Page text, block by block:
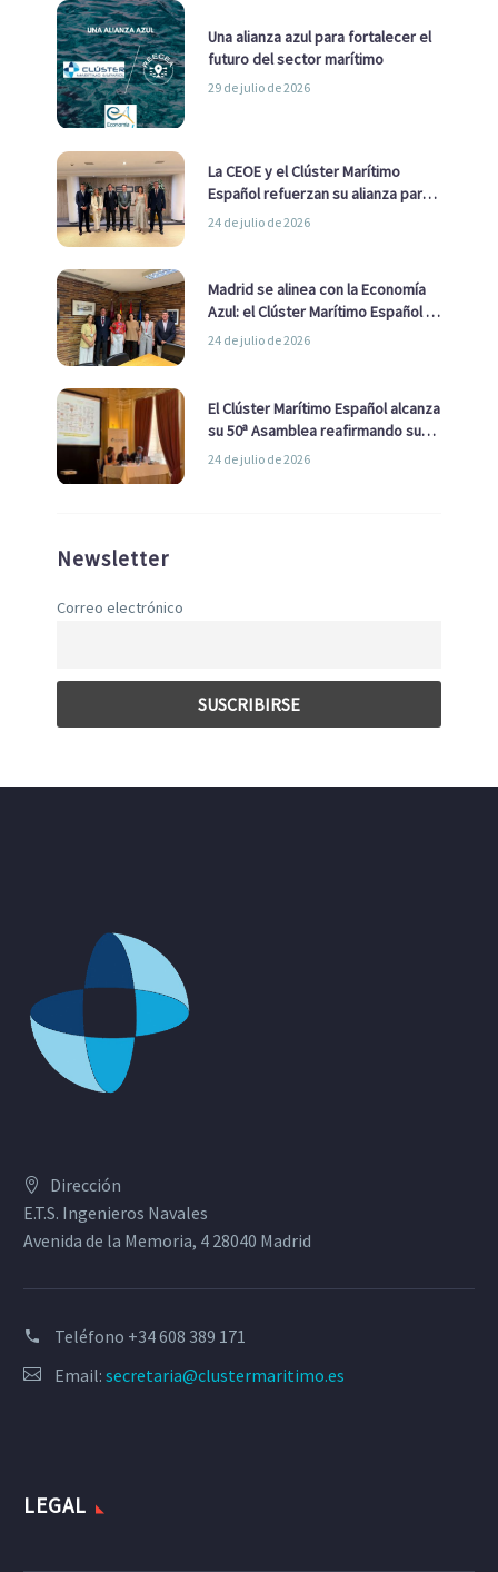
Una alianza azul para fortalecer el
futuro del sector marítimo
29 de julio de 2026
La CEOE y el Clúster Marítimo
Español refuerzan su alianza para
impulsar una estrategia Nacional
24 de julio de 2026
Madrid se alinea con la Economía
Azul: el Clúster Marítimo Español y
la Real Liga Naval avanzan alianzas
24 de julio de 2026
El Clúster Marítimo Español alcanza
su 50ª Asamblea reafirmando su
liderazgo en la Economía Azul
24 de julio de 2026
Newsletter
Correo electrónico
Dirección
E.T.S. Ingenieros Navales
Avenida de la Memoria, 4 28040 Madrid
Teléfono +34 608 389 171
Email: secretaria@clustermaritimo.es
LEGAL